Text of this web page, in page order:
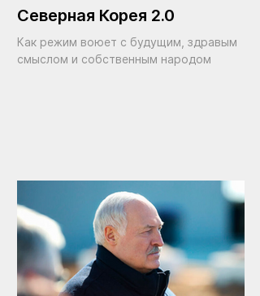
Северная Корея 2.0
Как режим воюет с будущим, здравым
смыслом и собственным народом